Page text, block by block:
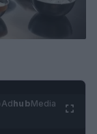
AdhubMedia